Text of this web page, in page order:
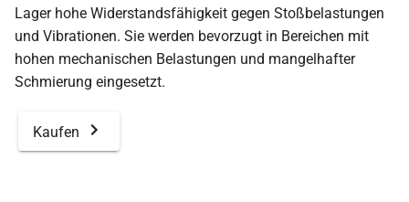
Lager hohe Widerstandsfähigkeit gegen Stoßbelastungen
und Vibrationen. Sie werden bevorzugt in Bereichen mit
hohen mechanischen Belastungen und mangelhafter
Schmierung eingesetzt.
Kaufen